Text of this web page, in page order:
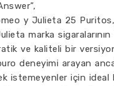
y Julieta 25
marka sigaralarının
ve kaliteli bir
deneyimi arayan
istemeyenler için ideal